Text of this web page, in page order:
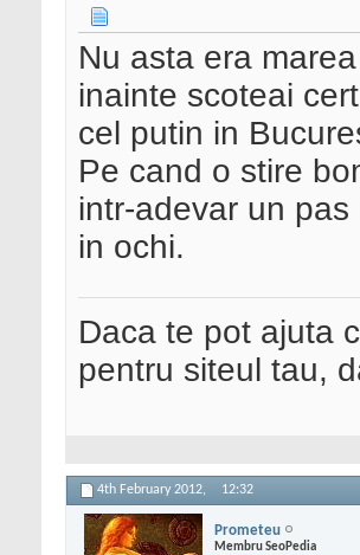
Nu asta era
inainte scoteai
cel putin in
Pe cand o stire
intr-adevar un
in ochi.
Daca te pot ajuta
pentru siteul tau,
4th February 2012, 12:32
Prometeu
Membru SeoPedia